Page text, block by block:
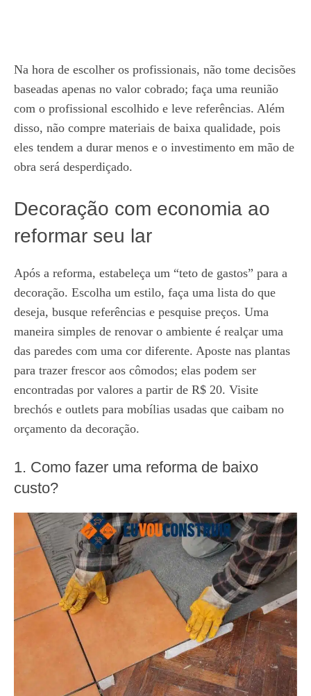
Na hora de escolher os profissionais, não tome decisões
baseadas apenas no valor cobrado; faça uma reunião
com o profissional escolhido e leve referências. Além
disso, não compre materiais de baixa qualidade, pois
eles tendem a durar menos e o investimento em mão de
obra será desperdiçado.
Decoração com economia ao
reformar seu lar
Após a reforma, estabeleça um “teto de gastos” para a
decoração. Escolha um estilo, faça uma lista do que
deseja, busque referências e pesquise preços. Uma
maneira simples de renovar o ambiente é realçar uma
das paredes com uma cor diferente. Aposte nas plantas
para trazer frescor aos cômodos; elas podem ser
encontradas por valores a partir de R$ 20. Visite
brechós e outlets para mobílias usadas que caibam no
orçamento da decoração.
1. Como fazer uma reforma de baixo
custo?